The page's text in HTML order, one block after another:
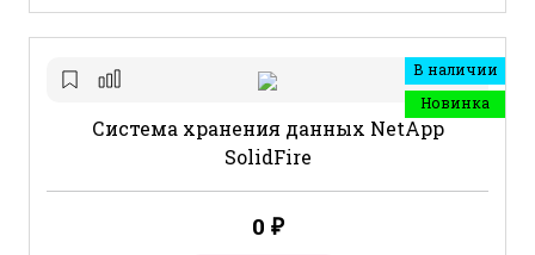
В наличии
Новинка
Система хранения данных NetApp
SolidFire
0 ₽